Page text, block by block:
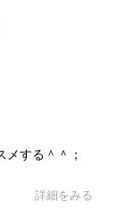
する＾＾；
詳細をみる